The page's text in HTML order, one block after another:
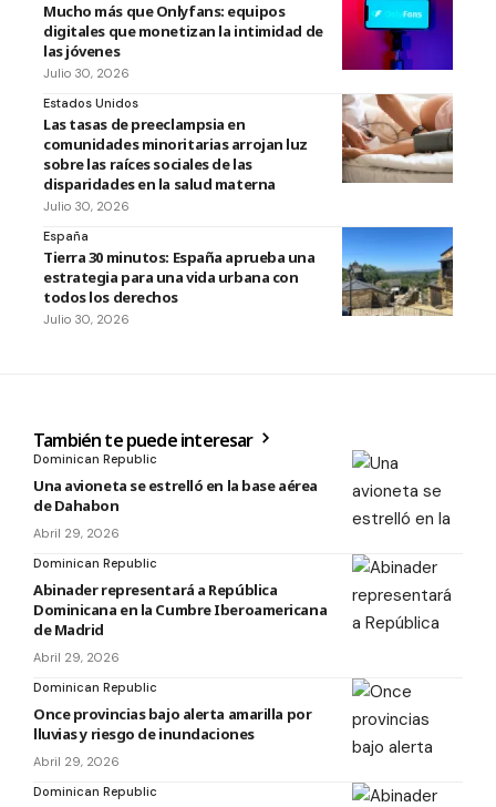
Mucho más que Onlyfans: equipos
digitales que monetizan la intimidad de
las jóvenes
Julio 30, 2026
Estados Unidos
Las tasas de preeclampsia en
comunidades minoritarias arrojan luz
sobre las raíces sociales de las
disparidades en la salud materna
Julio 30, 2026
España
Tierra 30 minutos: España aprueba una
estrategia para una vida urbana con
todos los derechos
Julio 30, 2026
También te puede interesar
Dominican Republic
Una avioneta se estrelló en la base aérea
de Dahabon
Abril 29, 2026
Dominican Republic
Abinader representará a República
Dominicana en la Cumbre Iberoamericana
de Madrid
Abril 29, 2026
Dominican Republic
Once provincias bajo alerta amarilla por
lluvias y riesgo de inundaciones
Abril 29, 2026
Dominican Republic